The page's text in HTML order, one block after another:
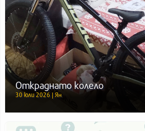
Откраднато колело
30 юли 2026 | Ян